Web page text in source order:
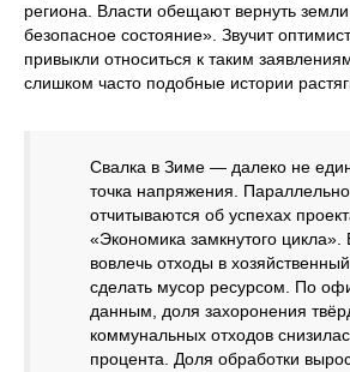
региона. Власти обещают вернуть земли
безопасное состояние». Звучит
привыкли относиться к таким
слишком часто подобные истории
Свалка в Зиме — далеко не
точка напряжения.
отчитываются об успехах
«Экономика замкнутого
вовлечь отходы в
сделать мусор ресурсом. По
данным, доля захоронения
коммунальных отходов
процента. Доля обработки